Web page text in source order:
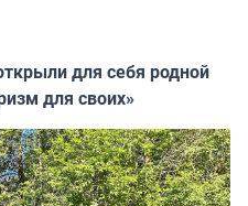
для себя родной
для своих»